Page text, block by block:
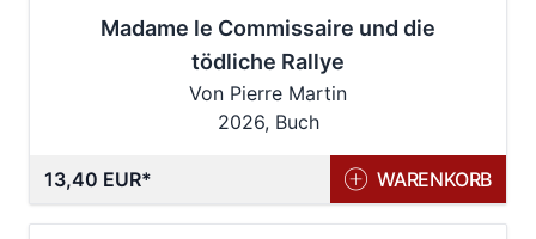
Madame le Commissaire und die
tödliche Rallye
Von Pierre Martin
2026, Buch
13,40 EUR WARENKORB